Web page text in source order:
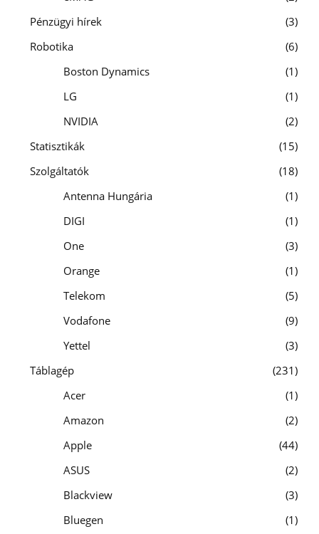
Pénzügyi hírek
3
Robotika
6
Boston Dynamics
1
LG
1
NVIDIA
2
Statisztikák
15
Szolgáltatók
18
Antenna Hungária
1
DIGI
1
One
3
Orange
1
Telekom
5
Vodafone
9
Yettel
3
Táblagép
231
Acer
1
Amazon
2
Apple
44
ASUS
2
Blackview
3
Bluegen
1